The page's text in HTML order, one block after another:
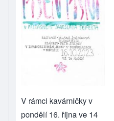
V rámci kavárničky v
pondělí 16. října ve 14